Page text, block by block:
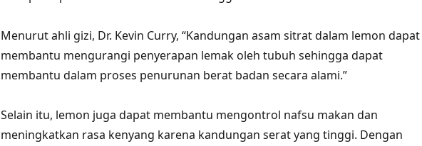
Menurut ahli gizi, Dr. Kevin Curry, “Kandungan asam sitrat dalam lemon dapat
membantu mengurangi penyerapan lemak oleh tubuh sehingga dapat
membantu dalam proses penurunan berat badan secara alami.”
Selain itu, lemon juga dapat membantu mengontrol nafsu makan dan
meningkatkan rasa kenyang karena kandungan serat yang tinggi. Dengan